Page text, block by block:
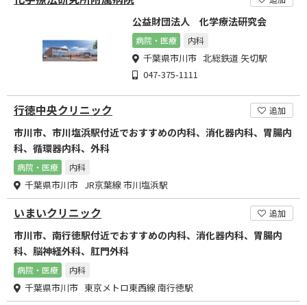
公益財団法人 化学療法研究会
病院・医療 内科
千葉県市川市 北総鉄道 矢切駅
047-375-1111
行徳中央クリニック 追加
市川市、市川塩浜駅付近でおすすめの内科、消化器内科、胃腸内
科、循環器内科、外科
病院・医療 内科
千葉県市川市 JR京葉線 市川塩浜駅
いまいクリニック 追加
市川市、南行徳駅付近でおすすめの内科、消化器内科、胃腸内
科、脳神経外科、肛門外科
病院・医療 内科
千葉県市川市 東京メトロ東西線 南行徳駅